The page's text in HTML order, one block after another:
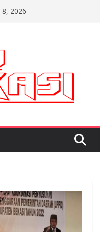
8, 2026